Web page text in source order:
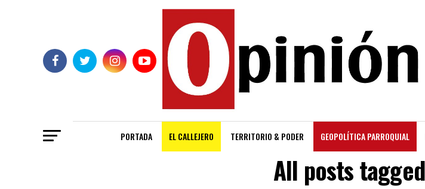
PORTADA EL CALLEJERO TERRITORIO & PODER GEOPOLÍTICA PARROQUIAL
All posts